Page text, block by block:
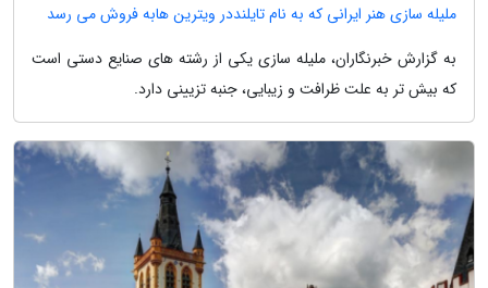
ملیله سازی هنر ایرانی که به نام تایلنددر ویترین هابه فروش می رسد
به گزارش خبرنگاران، ملیله سازی یکی از رشته های صنایع دستی است
که بیش تر به علت ظرافت و زیبایی، جنبه تزیینی دارد.